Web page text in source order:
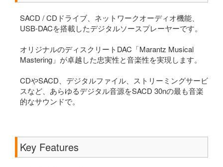
SACD / CDドライブ、ネットワークオーディオ機能、
USB-DACを搭載したデジタルソースプレーヤーです。
オリジナルのディスクリートDAC「Marantz Musical
Mastering」が卓越した忠実性と音楽性を実現します。
CDやSACD、デジタルファイル、ストリーミングサービ
スなど、あらゆるデジタル音源をSACD 30nの最も音楽
的なサウンドで。
Key Features